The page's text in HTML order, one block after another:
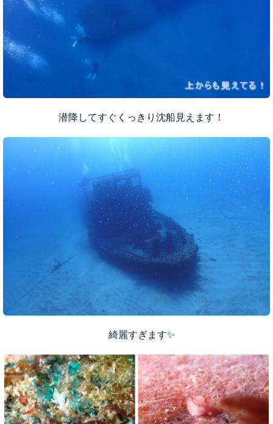
潜降してすぐくっきり沈船見えます！
綺麗すぎます✨